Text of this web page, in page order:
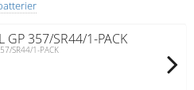
GP 357/SR44/1-PACK
SR44/1-PACK